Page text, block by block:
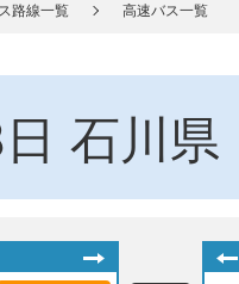
路線一覧 高速バス一覧
石川県